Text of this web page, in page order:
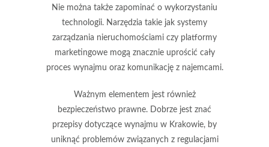
Nie można także zapominać o wykorzystaniu
technologii. Narzędzia takie jak systemy
zarządzania nieruchomościami czy platformy
marketingowe mogą znacznie uprościć cały
proces wynajmu oraz komunikację z najemcami.
Ważnym elementem jest również
bezpieczeństwo prawne. Dobrze jest znać
przepisy dotyczące wynajmu w Krakowie, by
uniknąć problemów związanych z regulacjami